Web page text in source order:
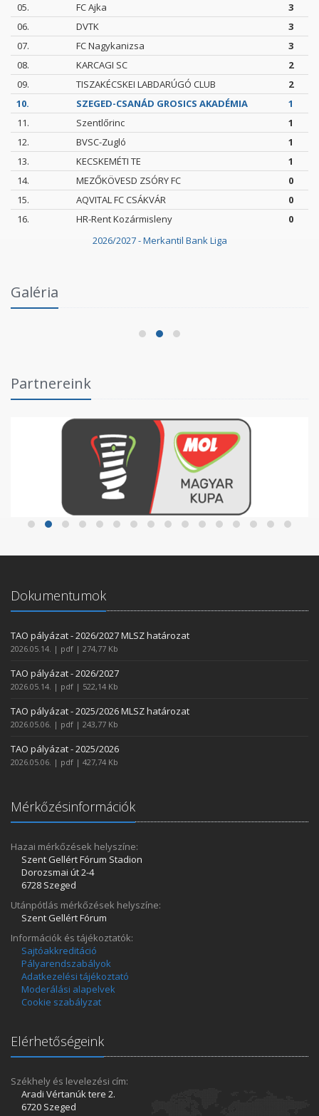
2026/2027 - Merkantil Bank Liga
05.
FC Ajka
3
06.
DVTK
3
07.
FC Nagykanizsa
3
08.
KARCAGI SC
2
09.
TISZAKÉCSKEI LABDARÚGÓ CLUB
2
10.
SZEGED-CSANÁD GROSICS AKADÉMIA
1
11.
Szentlőrinc
1
12.
BVSC-Zugló
1
13.
KECSKEMÉTI TE
1
14.
MEZŐKÖVESD ZSÓRY FC
0
15.
AQVITAL FC CSÁKVÁR
0
16.
HR-Rent Kozármisleny 0
Galéria
Fórumban
2026.06.03.
Partnereink
Dokumentumok
TAO pályázat - 2026/2027 MLSZ határozat
2026.05.14. | pdf | 274,77 Kb
TAO pályázat - 2026/2027
2026.05.14. | pdf | 522,14 Kb
TAO pályázat - 2025/2026 MLSZ határozat
2026.05.06. | pdf | 243,77 Kb
TAO pályázat - 2025/2026
2026.05.06. | pdf | 427,74 Kb
Mérkőzésinformációk
Hazai mérkőzések helyszíne:
Szent Gellért Fórum Stadion
Dorozsmai út 2-4
6728 Szeged
Utánpótlás mérkőzések helyszíne:
Szent Gellért Fórum
Információk és tájékoztatók:
Sajtóakkreditáció
Pályarendszabályok
Adatkezelési tájékoztató
Moderálási alapelvek
Cookie szabályzat
Elérhetőségeink
Székhely és levelezési cím:
Aradi Vértanúk tere 2.
6720 Szeged